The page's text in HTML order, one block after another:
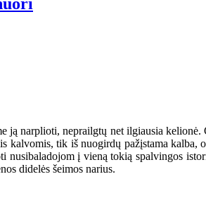
narplioti, neprailgtų net ilgiausia
kalvomis, tik iš nuogirdų pažįstama
į vieną tokią spalvingos
didelės šeimos narius.